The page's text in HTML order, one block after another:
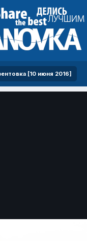
[10 июня 2016]